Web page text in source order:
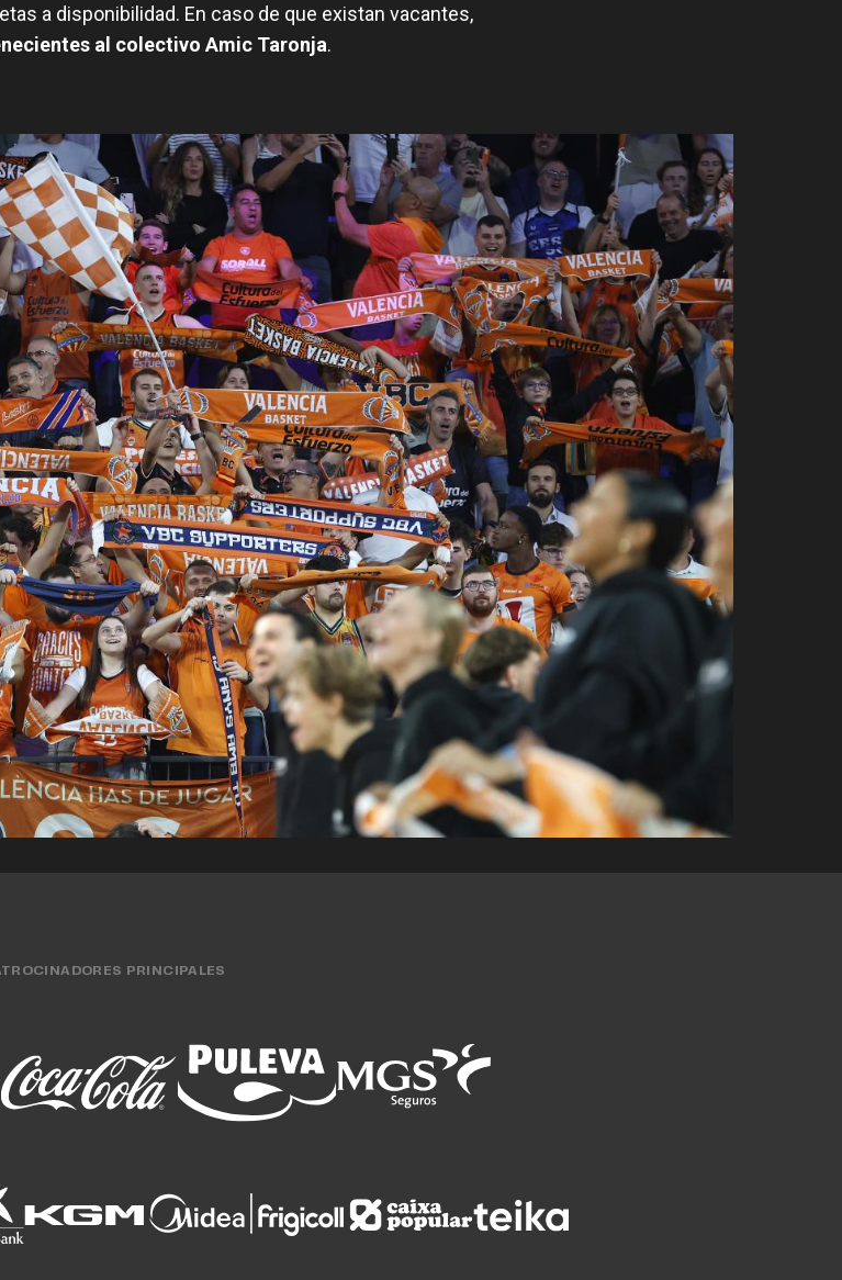
a disponibilidad. En caso de que existan vacantes,
al colectivo Amic Taronja.
PRINCIPALES